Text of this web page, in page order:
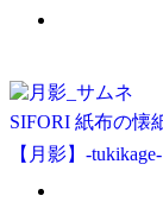
SIFORI 紙布の懐
【月影】-tukikage-